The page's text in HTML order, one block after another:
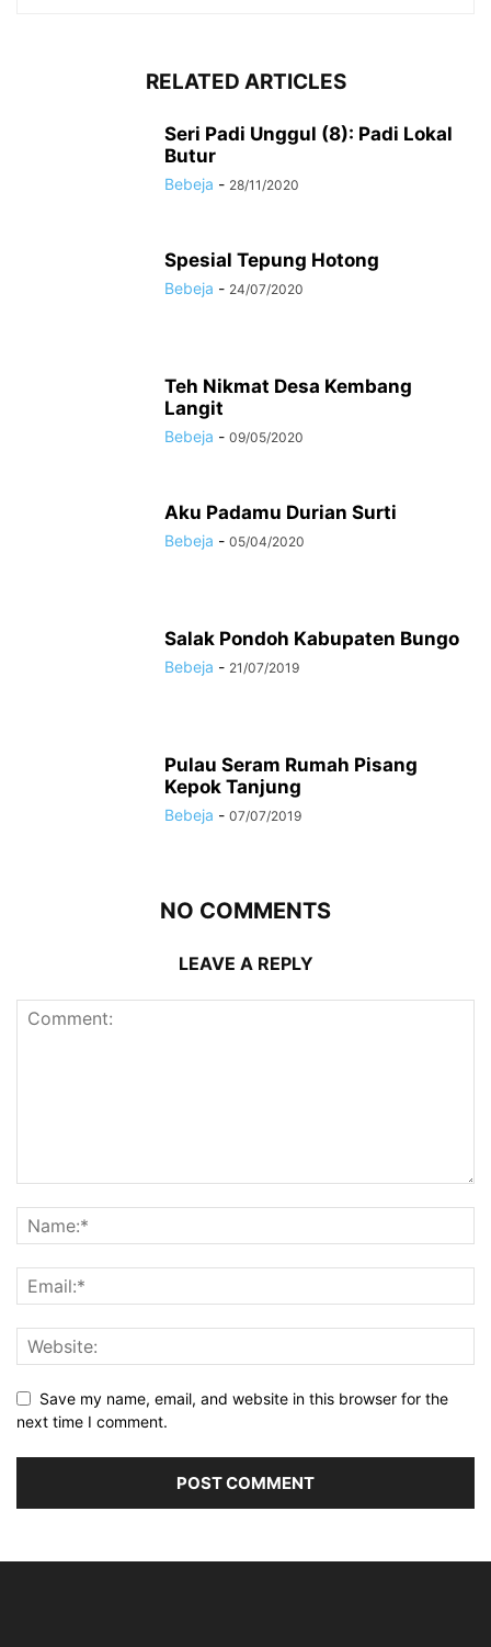
RELATED ARTICLES
Seri Padi Unggul (8): Padi Lokal
Butur
Bebeja - 28/11/2020
Spesial Tepung Hotong
Bebeja - 24/07/2020
Teh Nikmat Desa Kembang
Langit
Bebeja - 09/05/2020
Aku Padamu Durian Surti
Bebeja - 05/04/2020
Salak Pondoh Kabupaten Bungo
Bebeja - 21/07/2019
Pulau Seram Rumah Pisang
Kepok Tanjung
Bebeja - 07/07/2019
NO COMMENTS
LEAVE A REPLY
Save my name, email, and website in this browser for the
next time I comment.